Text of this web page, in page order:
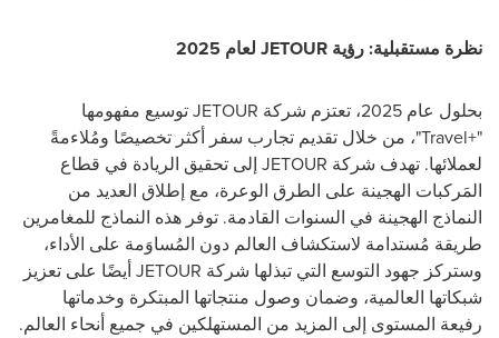
نظرة مستقبلية: رؤية JETOUR لعام 2025
بحلول عام 2025، تعتزم شركة JETOURتوسيع مفهومها
"
Travel+"، من خلال تقديم تجارب سفر أكثر تخصيصًا ومُلاءمةً
لعملائها. تهدف شركة JETOURإلى تحقيق الريادة في قطاع
المَركبات الهجينة على الطرق الوعرة، مع إطلاق العديد من
النماذج الهجينة في السنوات القادمة. توفر هذه النماذج للمغامرين
طريقة مُستدامة لاستكشاف العالم دون المُساوَمة على الأداء،
وستركز جهود التوسع التي تبذلها شركة JETOURأيضًا على تعزيز
شبكاتها العالمية، وضمان وصول منتجاتها المبتكرة وخدماتها
رفيعة المستوى إلى المزيد من المستهلكين في جميع أنحاء العالم.